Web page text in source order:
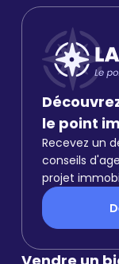
le point
Recevez un
conseils
projet